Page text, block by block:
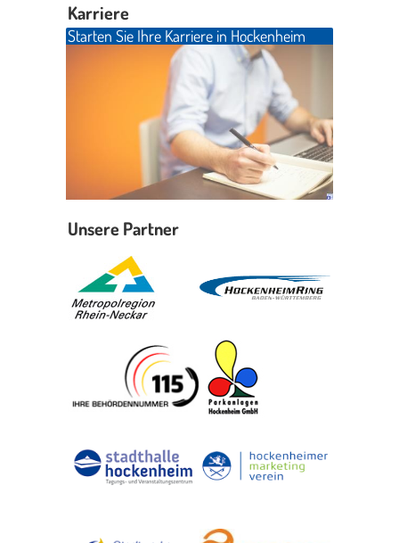
Karriere
Starten Sie Ihre Karriere in Hockenheim
Unsere Partner